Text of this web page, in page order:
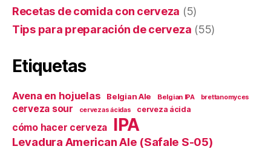
Recetas de comida con cerveza (5)
Tips para preparación de cerveza (55)
Etiquetas
Avena en hojuelas Belgian Ale Belgian IPA brettanomyces
cerveza sour cervezas ácidas cerveza ácida
cómo hacer cerveza IPA
Levadura American Ale (Safale S-05)